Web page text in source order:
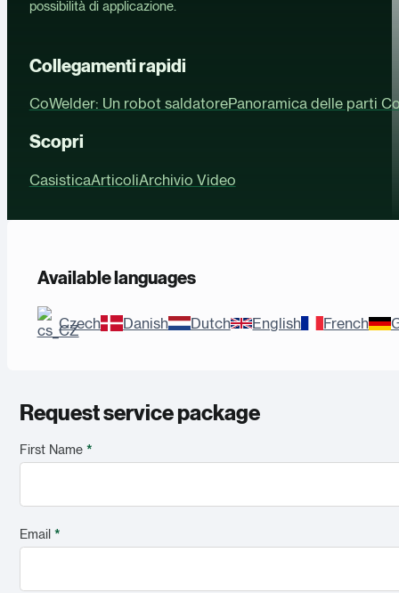
possibilità di applicazione.
Collegamenti rapidi
CoWelder: Un robot saldatorePanoramica delle parti
Scopri
CasisticaArticoliArchivio Video
Available languages
Czech Danish Dutch English French
Request service package
First Name *
Email *